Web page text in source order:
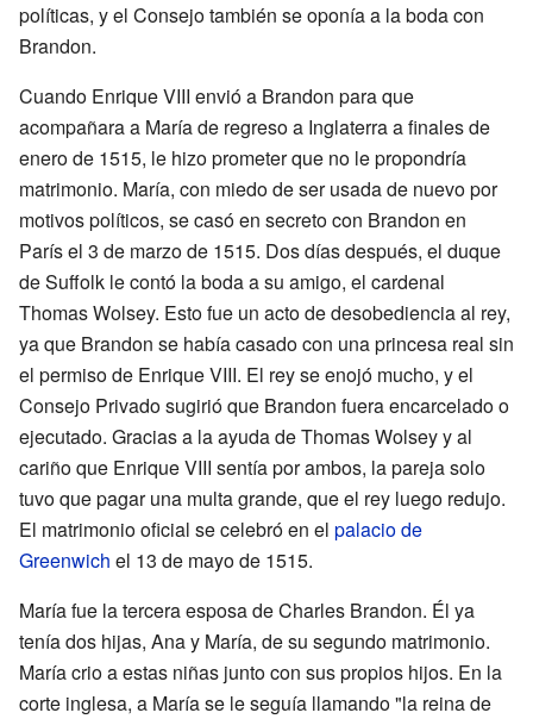
políticas, y el Consejo también se oponía a la boda con
Brandon.
Cuando Enrique VIII envió a Brandon para que
acompañara a María de regreso a Inglaterra a finales de
enero de 1515, le hizo prometer que no le propondría
matrimonio. María, con miedo de ser usada de nuevo por
motivos políticos, se casó en secreto con Brandon en
París el 3 de marzo de 1515. Dos días después, el duque
de Suffolk le contó la boda a su amigo, el cardenal
Thomas Wolsey. Esto fue un acto de desobediencia al rey,
ya que Brandon se había casado con una princesa real sin
el permiso de Enrique VIII. El rey se enojó mucho, y el
Consejo Privado sugirió que Brandon fuera encarcelado o
ejecutado. Gracias a la ayuda de Thomas Wolsey y al
cariño que Enrique VIII sentía por ambos, la pareja solo
tuvo que pagar una multa grande, que el rey luego redujo.
El matrimonio oficial se celebró en el palacio de
Greenwich el 13 de mayo de 1515.
María fue la tercera esposa de Charles Brandon. Él ya
tenía dos hijas, Ana y María, de su segundo matrimonio.
María crio a estas niñas junto con sus propios hijos. En la
corte inglesa, a María se le seguía llamando "la reina de